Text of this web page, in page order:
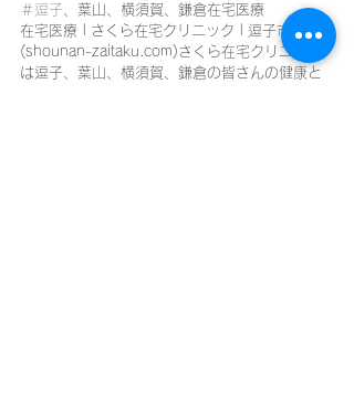
＃逗子 、葉山、横須賀、鎌倉在宅医療
在宅医療 | さくら在宅クリニック | 逗子市
(shounan-zaitaku.com)さくら在宅クリニック
は逗子、葉山、横須賀、鎌倉の皆さんの健康と